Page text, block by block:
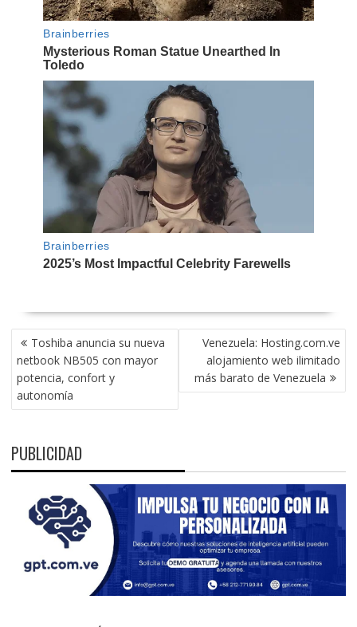
NAVEGACIÓN
DE
ENTRADAS
Toshiba anuncia su nueva
netbook NB505 con mayor
potencia, confort y
autonomía
Venezuela: Hosting.com.ve
alojamiento web ilimitado
más barato de Venezuela
PUBLICIDAD